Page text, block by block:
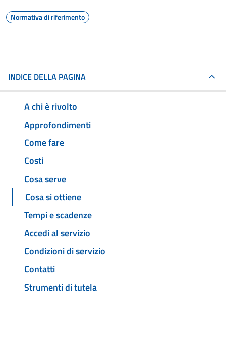
Normativa di riferimento
INDICE DELLA PAGINA
A chi è rivolto
Approfondimenti
Come fare
Costi
Cosa serve
Cosa si ottiene
Tempi e scadenze
Accedi al servizio
Condizioni di servizio
Contatti
Strumenti di tutela